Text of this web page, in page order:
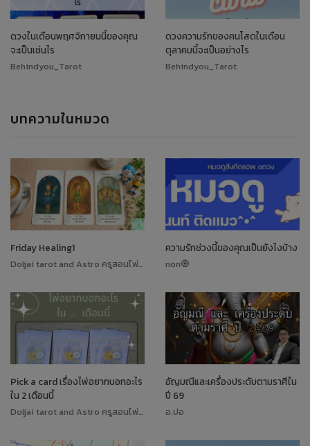
ดวงในเดือนพฤศจิกายนนี้ของคุณ
จะเป็นเช่นไร
Behindyou_Tarot
ดวงความรักของคนโสดในเดือน
ตุลาคมนี้จะเป็นอย่างไร
Behindyou_Tarot
บทความในหมวด
Friday Healing1
Doljai tarot and Astro ครูสอนไพ่ทาโรต์
ความรักช่วงนี้ของคุณเป็นยังไงบ้าง
non🧿
Pick a card เรื่องไพ่อยากบอกอะไร
ใน 2 เดือนนี้
Doljai tarot and Astro ครูสอนไพ่ทาโรต์
อัญมณีและเครื่องประดับตามราศีใน
ปี 69
อ.ปอ